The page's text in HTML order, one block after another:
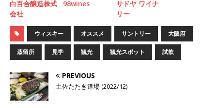
白百合醸造株式
会社
98wines
サドヤ ワイナ
リー
ウィスキー オススメ サントリー 大阪府
蒸留所 見学 観光 観光スポット 試飲
PREVIOUS
土佐たたき道場 (2022/12)